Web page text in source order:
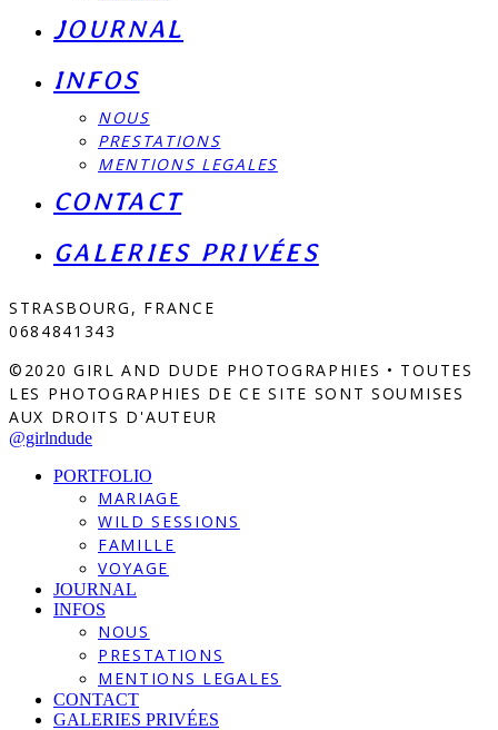
JOURNAL
INFOS
NOUS
PRESTATIONS
MENTIONS LEGALES
CONTACT
GALERIES PRIVÉES
STRASBOURG, FRANCE
0684841343
©2020 GIRL AND DUDE PHOTOGRAPHIES • TOUTES
LES PHOTOGRAPHIES DE CE SITE SONT SOUMISES
AUX DROITS D'AUTEUR
@girlndude
PORTFOLIO
MARIAGE
WILD SESSIONS
FAMILLE
VOYAGE
JOURNAL
INFOS
NOUS
PRESTATIONS
MENTIONS LEGALES
CONTACT
GALERIES PRIVÉES